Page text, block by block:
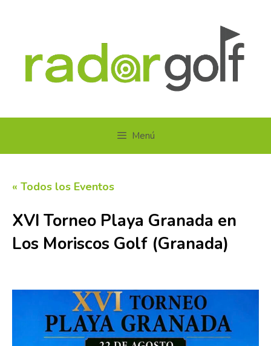
Menú
« Todos los Eventos
XVI Torneo Playa Granada en
Los Moriscos Golf (Granada)